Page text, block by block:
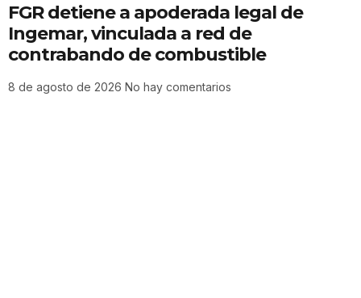
FGR detiene a apoderada legal de
Ingemar, vinculada a red de
contrabando de combustible
8 de agosto de 2026 No hay comentarios